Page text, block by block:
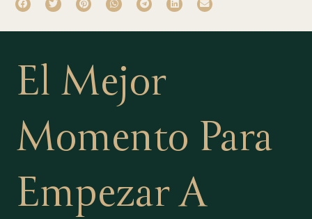
El Mejor
Momento Para
Empezar A